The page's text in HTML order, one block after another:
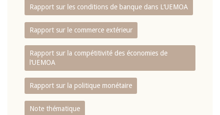
Rapport sur les conditions de banque dans L‘UEMOA
Rapport sur le commerce extérieur
Rapport sur la compétitivité des économies de
l‘UEMOA
Rapport sur la politique monétaire
Note thématique